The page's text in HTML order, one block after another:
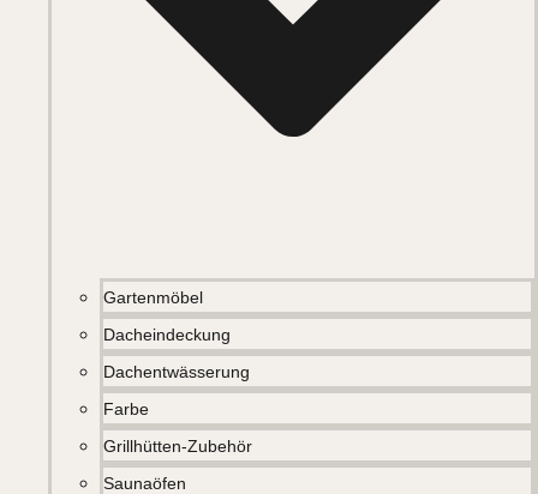
Gartenmöbel
Dacheindeckung
Dachentwässerung
Farbe
Grillhütten-Zubehör
Saunaöfen